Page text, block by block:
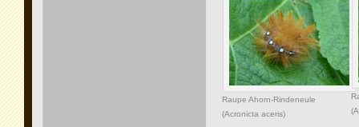
Raupe Ahorn-Rindeneule
(Acronicta aceris)